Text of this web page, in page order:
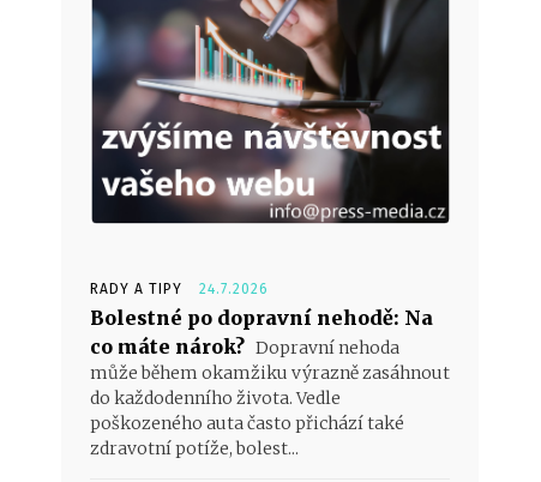
RADY A TIPY 24.7.2026
Bolestné po dopravní nehodě: Na
co máte nárok? Dopravní nehoda
může během okamžiku výrazně zasáhnout
do každodenního života. Vedle
poškozeného auta často přichází také
zdravotní potíže, bolest...